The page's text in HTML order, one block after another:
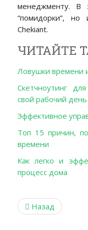
менеджменту. В
“помидорки”, но
Chekiant.
ЧИТАЙТЕ
Ловушки времени
Скетчноутинг
свой рабочий день
Эффективное
Топ 15 причин,
времени
Как легко и
процесс дома
Назад